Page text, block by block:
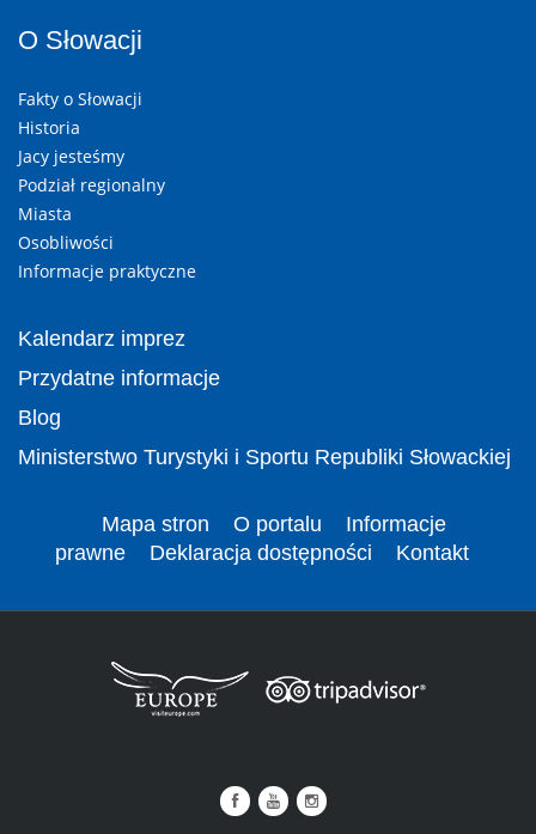
O Słowacji
Fakty o Słowacji
Historia
Jacy jesteśmy
Podział regionalny
Miasta
Osobliwości
Informacje praktyczne
Kalendarz imprez
Przydatne informacje
Blog
Ministerstwo Turystyki i Sportu Republiki Słowackiej
Mapa stron O portalu
Informacje
prawne
Deklaracja dostępności Kontakt